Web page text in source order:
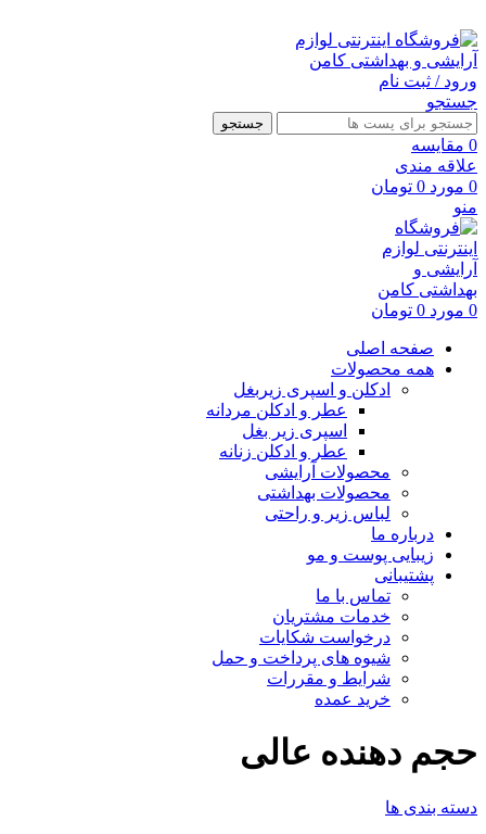
ورود / ثبت نام
جستجو
جستجو
0 مقايسه
علاقه مندی
0 مورد 0 تومان
منو
0 مورد 0 تومان
صفحه اصلی
همه محصولات
ادکلن و اسپری زیربغل
عطر و ادکلن مردانه
اسپری زیر بغل
عطر و ادکلن زنانه
محصولات آرایشی
محصولات بهداشتی
لباس زیر و راحتی
درباره ما
زیبایی پوست و مو
پشتیبانی
تماس با ما
خدمات مشتریان
درخواست شکایات
شیوه های پرداخت و حمل
شرایط و مقررات
خرید عمده
حجم دهنده عالی
دسته بندی ها